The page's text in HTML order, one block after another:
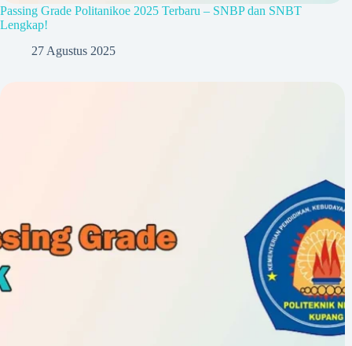
Passing Grade Politanikoe 2025 Terbaru – SNBP dan SNBT
Lengkap!
27 Agustus 2025